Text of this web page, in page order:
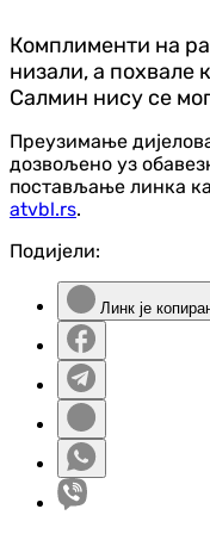
Комплименти на
низали, а похвале
Салмин нису се
Преузимање
дозвољено уз
постављање линка
atvbl.rs.
Подијели:
Линк је